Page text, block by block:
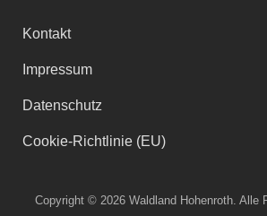
Kontakt
Impressum
Datenschutz
Cookie-Richtlinie (EU)
Copyright © 2026 Waldland Hohenroth. Alle